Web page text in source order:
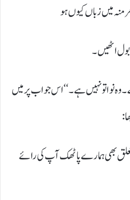
منہ میں زباں کیوں ہو
اٹھیں۔
ہے۔ وہ نوا تو نہیں ہے۔‘‘ اس جواب پر میں
بھی ہمارے پاٹھک آپ کی رائے